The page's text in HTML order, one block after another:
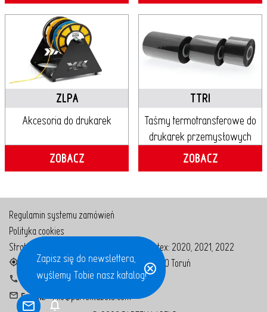
ZLPA
Akcesoria do drukarek
ZOBACZ
TTRI
Taśmy termotransferowe do
drukarek przemysłowych
ZOBACZ
Zapisz się do newslettera!
Zgarnij prezent 🎁
notifications
Zapisz się do newslettera,
wyślemy Tobie nasz katalog!
Regulamin systemu zamówień
Polityka cookies
Strategia podatkowa grupy kapitałowej Partex: 2020 2021 2022
Adr.: Bolesława Chrobrego 129, 87-100 Toruń
+48 56 650 65 40
E-mail: info@partexlabels.com